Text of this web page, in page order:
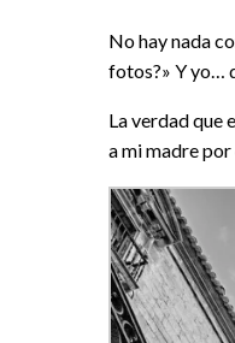
No hay nada
fotos?» Y yo…
La verdad que
a mi madre por